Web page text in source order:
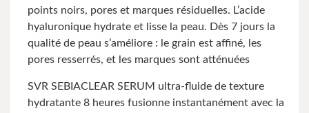
points noirs, pores et marques résiduelles. L’acide
hyaluronique hydrate et lisse la peau. Dès 7 jours la
qualité de peau s’améliore : le grain est affiné, les
pores resserrés, et les marques sont atténuées
SVR SEBIACLEAR SERUM ultra-fluide de texture
hydratante 8 heures fusionne instantanément avec la